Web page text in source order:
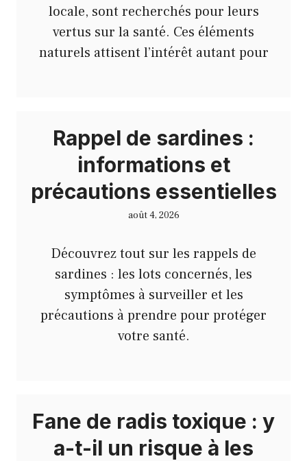
locale, sont recherchés pour leurs
vertus sur la santé. Ces éléments
naturels attisent l’intérêt autant pour
Rappel de sardines :
informations et
précautions essentielles
août 4, 2026
Découvrez tout sur les rappels de
sardines : les lots concernés, les
symptômes à surveiller et les
précautions à prendre pour protéger
votre santé.
Fane de radis toxique : y
a-t-il un risque à les